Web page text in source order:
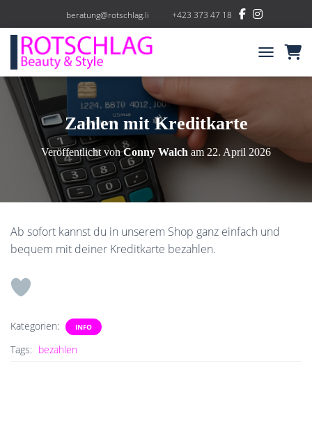
beratung@rotschlag.li +423 373 47 18
Zahlen mit Kreditkarte
Veröffentlicht vonConny Walcham 22. April 2026
Ab sofort kannst du in unserem Shop ganz einfach und
bequem mit deiner Kreditkarte bezahlen.
Kategorien: INFO
Tags: bezahlen